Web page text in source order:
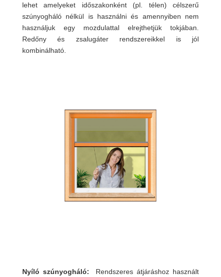
lehet amelyeket időszakonként (pl. télen) célszerű
szúnyogháló nélkül is használni és amennyiben nem
használjuk egy mozdulattal elrejthetjük tokjában.
Redőny és zsalugáter rendszereikkel is jól
kombinálható.
Nyíló szúnyogháló: Rendszeres átjáráshoz használt